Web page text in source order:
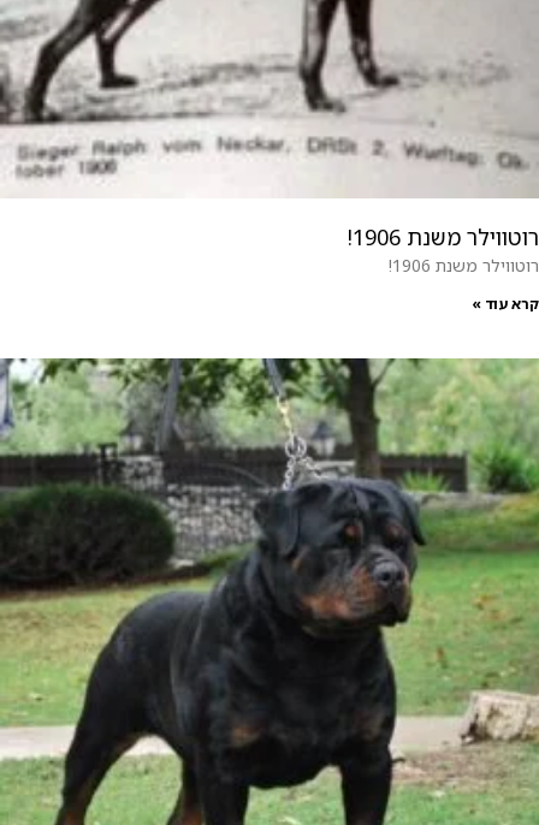
רוטווילר משנת 1906!
רוטווילר משנת 1906!
קרא עוד »